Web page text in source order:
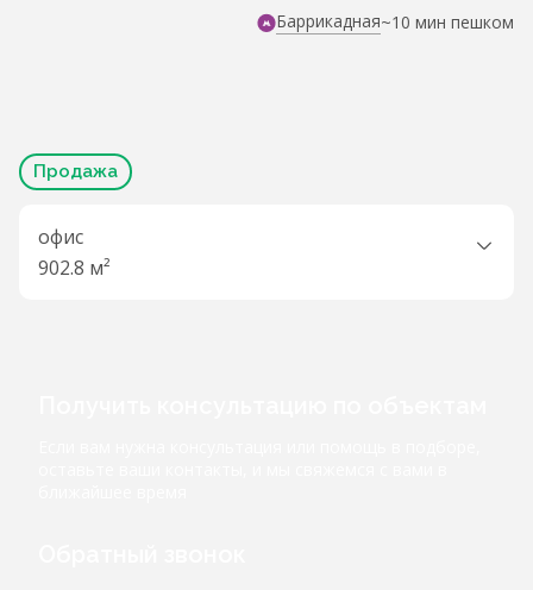
Баррикадная~10 мин пешком
Продажа
офис
902.8 м²